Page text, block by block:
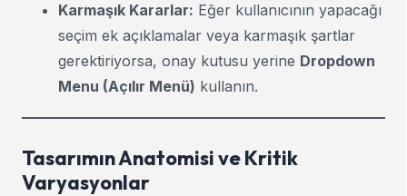
Karmaşık Kararlar: Eğer kullanıcının yapacağı
seçim ek açıklamalar veya karmaşık şartlar
gerektiriyorsa, onay kutusu yerine Dropdown
Menu (Açılır Menü) kullanın.
Tasarımın Anatomisi ve Kritik
Varyasyonlar